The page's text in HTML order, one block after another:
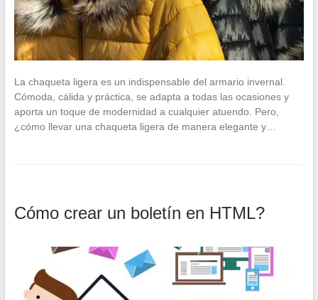
La chaqueta ligera es un indispensable del armario invernal.
Cómoda, cálida y práctica, se adapta a todas las ocasiones y
aporta un toque de modernidad a cualquier atuendo. Pero,
¿cómo llevar una chaqueta ligera de manera elegante y…
Cómo crear un boletín en HTML?